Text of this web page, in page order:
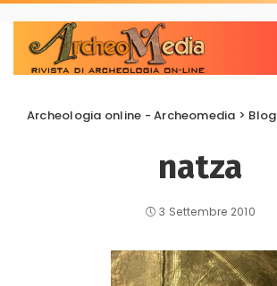
Archeologia online - Archeomedia > Blog
natza
3 Settembre 2010